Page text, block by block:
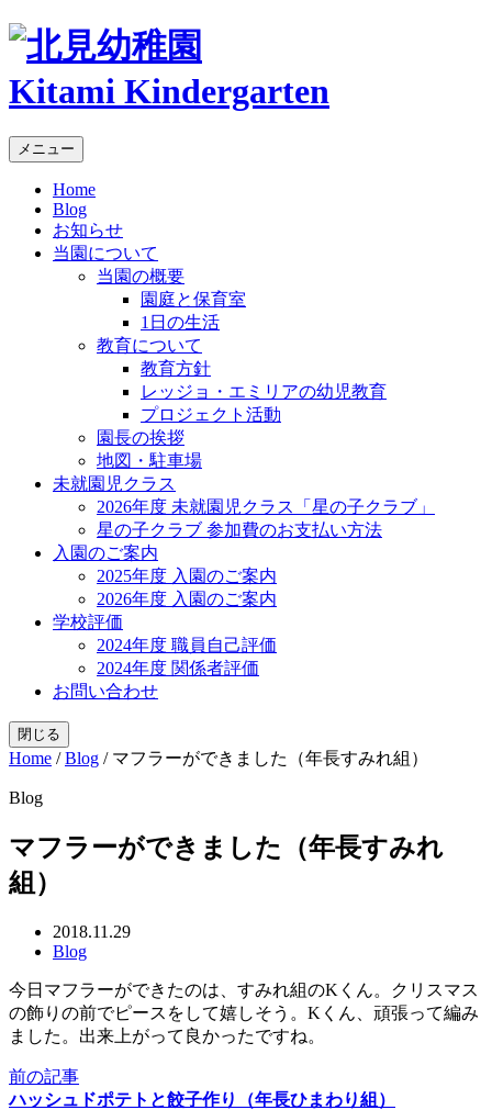
Kitami Kindergarten
メニュー
Home
Blog
お知らせ
当園について
当園の概要
園庭と保育室
1日の生活
教育について
教育方針
レッジョ・エミリアの幼児教育
プロジェクト活動
園長の挨拶
地図・駐車場
未就園児クラス
2026年度 未就園児クラス「星の子クラブ」
星の子クラブ 参加費のお支払い方法
入園のご案内
2025年度 入園のご案内
2026年度 入園のご案内
学校評価
2024年度 職員自己評価
2024年度 関係者評価
お問い合わせ
閉じる
Home /Blog / マフラーができました（年長すみれ組）
Blog
マフラーができました（年長すみれ
組）
2018.11.29
Blog
今日マフラーができたのは、すみれ組のKくん。クリスマス
の飾りの前でピースをして嬉しそう。 Kくん、頑張って編み
ました。出来上がって良かったですね。
前の記事
ハッシュドポテトと餃子作り（年長ひまわり組）